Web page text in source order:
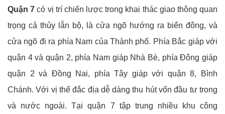
Quận 7 có vị trí chiến lược trong khai thác giao thông quan
trọng cả thủy lẫn bộ, là cửa ngõ hướng ra biển đông, và
cửa ngõ đi ra phía Nam của Thành phố. Phía Bắc giáp với
quận 4 và quận 2, phía Nam giáp Nhà Bè, phía Đông giáp
quận 2 và Đồng Nai, phía Tây giáp với quận 8, Bình
Chánh. Với vị thế đắc địa dễ dàng thu hút vốn đầu tư trong
và nước ngoài. Tại quận 7 tập trung nhiều khu công